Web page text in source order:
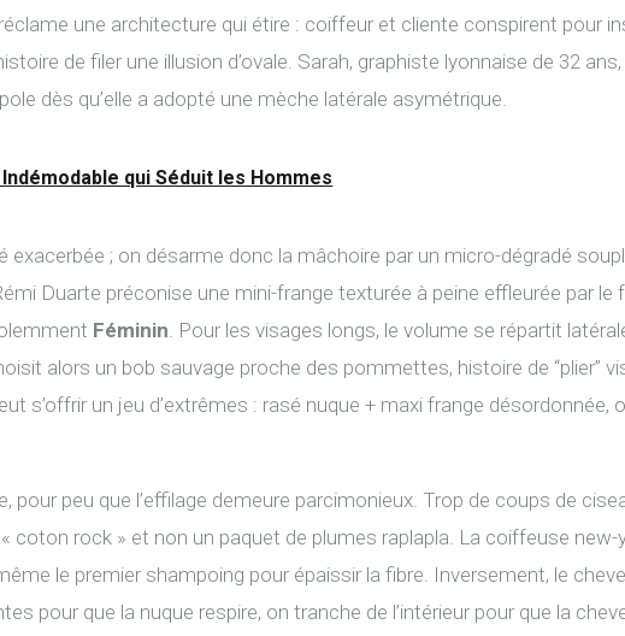
une architecture qui étire : coiffeur et cliente conspirent pour
de filer une illusion d’ovale. Sarah, graphiste lyonnaise de 32
dès qu’elle a adopté une mèche latérale asymétrique.
qui Séduit les Hommes
exacerbée ; on désarme donc la mâchoire par un micro-dégradé
Duarte préconise une mini-frange texturée à peine effleurée par le
Féminin . Pour les visages longs, le volume se répartit
alors un bob sauvage proche des pommettes, histoire de “plier”
s’offrir un jeu d’extrêmes : rasé nuque + maxi frange désordonnée,
pour peu que l’effilage demeure parcimonieux. Trop de coups de
coton rock » et non un paquet de plumes raplapla. La coiffeuse new-
le premier shampoing pour épaissir la fibre. Inversement, le
pour que la nuque respire, on tranche de l’intérieur pour que la